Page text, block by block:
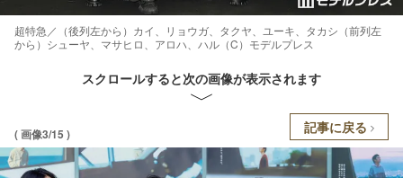
超特急／（後列左から）カイ、リョウガ、タクヤ、ユーキ、タカシ（前列左
から）シューヤ、マサヒロ、アロハ、ハル（C）モデルプレス
スクロールすると次の画像が表示されます
( 画像3/15 ) 記事に戻る